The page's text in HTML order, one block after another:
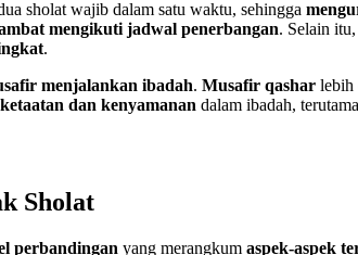
sholat wajib dalam satu waktu, sehingga
mengikuti jadwal penerbangan. Selain itu,
.
menjalankan ibadah. Musafir qashar lebih
ketaatan dan kenyamanan dalam ibadah,
Sholat
perbandingan yang merangkum aspek-aspek